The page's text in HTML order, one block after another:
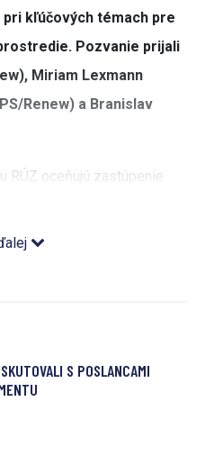
kľúčových témach pre
Pozvanie prijali
Miriam Lexmann
Renew) a Branislav
RÚZ oceňujú zastúpenie
sektor – životné
stretnutia hľadali
z kľúčových tém (nielen
S POSLANCAMI